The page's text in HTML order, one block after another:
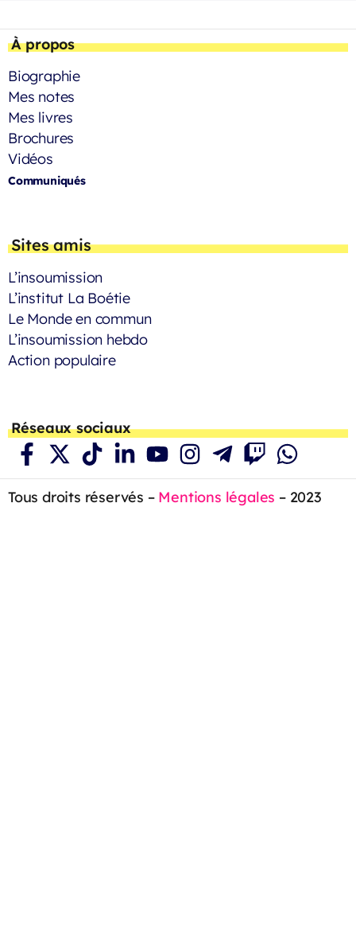
À propos
Biographie
Mes notes
Mes livres
Brochures
Vidéos
Communiqués
Sites amis
L’insoumission
L’institut La Boétie
Le Monde en commun
L’insoumission hebdo
Action populaire
Réseaux sociaux
Tous droits réservés – Mentions légales – 2023